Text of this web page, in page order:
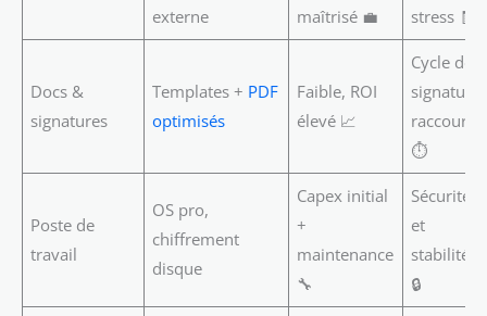
externe
maîtrisé 💼
stress 🧾
Docs &
signatures
Templates + PDF
optimisés
Faible, ROI
élevé 📈
Cycle de
signature
raccourci
⏱️
Poste de
travail
OS pro,
chiffrement
disque
Capex initial
+
maintenance
🔧
Sécurité
et
stabilité
🔒